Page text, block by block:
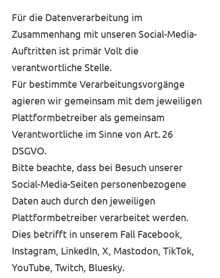
Für die Datenverarbeitung im
Zusammenhang mit unseren Social-Media-
Auftritten ist primär Volt die
verantwortliche Stelle.
Für bestimmte Verarbeitungsvorgänge
agieren wir gemeinsam mit dem jeweiligen
Plattformbetreiber als gemeinsam
Verantwortliche im Sinne von Art. 26
DSGVO.
Bitte beachte, dass bei Besuch unserer
Social-Media-Seiten personenbezogene
Daten auch durch den jeweiligen
Plattformbetreiber verarbeitet werden.
Dies betrifft in unserem Fall Facebook,
Instagram, LinkedIn, X, Mastodon, TikTok,
YouTube, Twitch, Bluesky.